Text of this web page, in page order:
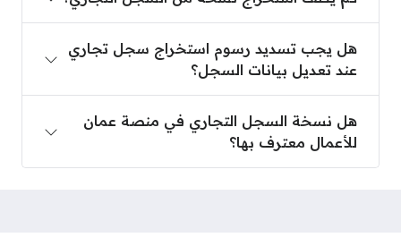
هل يجب تسديد رسوم استخراج سجل تجاري
عند تعديل بيانات السجل؟
هل نسخة السجل التجاري في منصة عمان
للأعمال معترف بها؟